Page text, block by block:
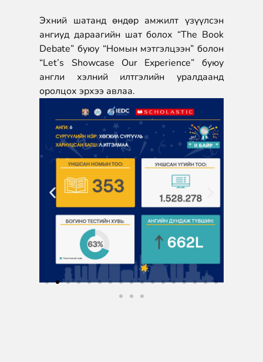
Эхний шатанд өндөр амжилт үзүүлсэн
ангиуд дараагийн шат болох “The Book
Debate” буюу “Номын мэтгэлцээн” болон
“Let’s Showcase Our Experience” буюу
англи хэлний илтгэлийн уралдаанд
оролцох эрхээ авлаа.